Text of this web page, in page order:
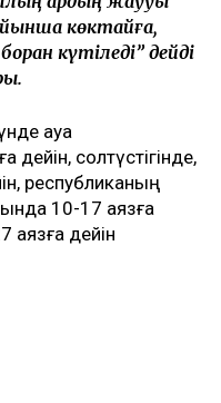
көктайғақ,
күтіледі” дейді
ауа
солтүстігінде,
республиканың
10-17 аязға
аязға дейін